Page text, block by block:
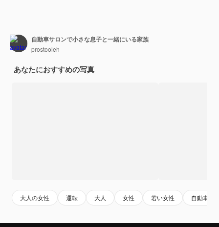
自動車サロンで小さな息子と一緒にいる家族
prostooleh
あなたにおすすめの写真
大人の女性 運転 大人 女性 若い女性 自動車